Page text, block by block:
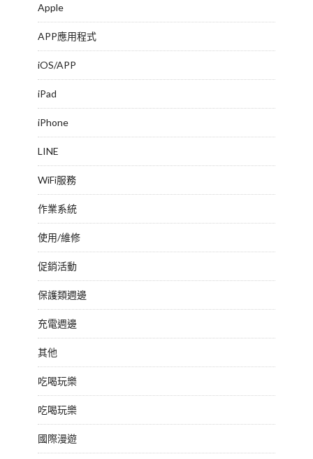
Apple
APP應用程式
iOS/APP
iPad
iPhone
LINE
WiFi服務
作業系統
使用/維修
促銷活動
保護類週邊
充電週邊
其他
吃喝玩樂
吃喝玩樂
國際漫遊